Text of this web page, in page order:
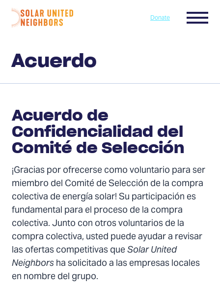
Skip to content
Home
Donate Menu
Acuerdo
Acuerdo de
Confidencialidad del
Comité de Selección
¡Gracias por ofrecerse como voluntario para ser
miembro del Comité de Selección de la compra
colectiva de energía solar! Su participación es
fundamental para el proceso de la compra
colectiva. Junto con otros voluntarios de la
compra colectiva, usted puede ayudar a revisar
las ofertas competitivas queSolar United
Neighborsha solicitado a las empresas locales
en nombre del grupo.